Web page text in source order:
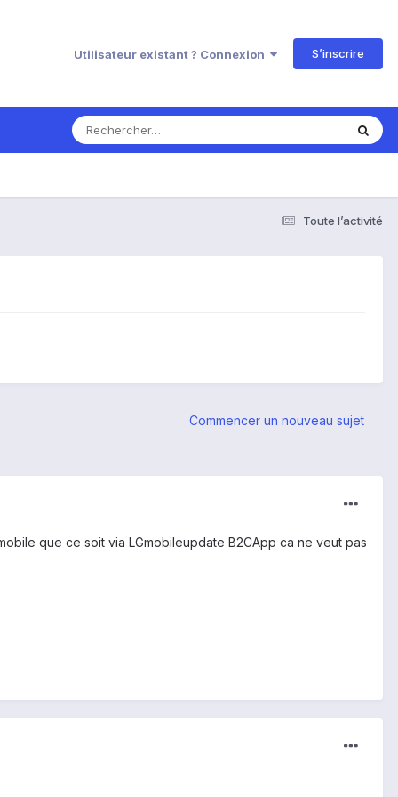
Utilisateur existant ? Connexion S’inscrire
Toute l’activité
Commencer un nouveau sujet
que ce soit via LGmobileupdate B2CApp ca ne veut pas